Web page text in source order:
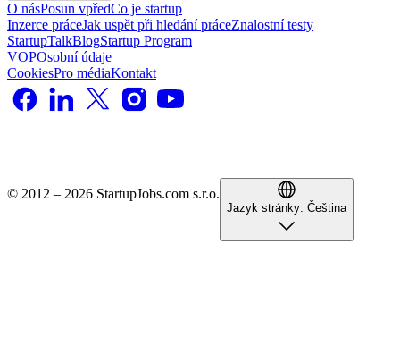
O násPosun vpředCo je startup
Inzerce práceJak uspět při hledání práceZnalostní testy
StartupTalkBlogStartup Program
VOPOsobní údaje
CookiesPro médiaKontakt
© 2012 – 2026 StartupJobs.com s.r.o.
Jazyk stránky: Čeština